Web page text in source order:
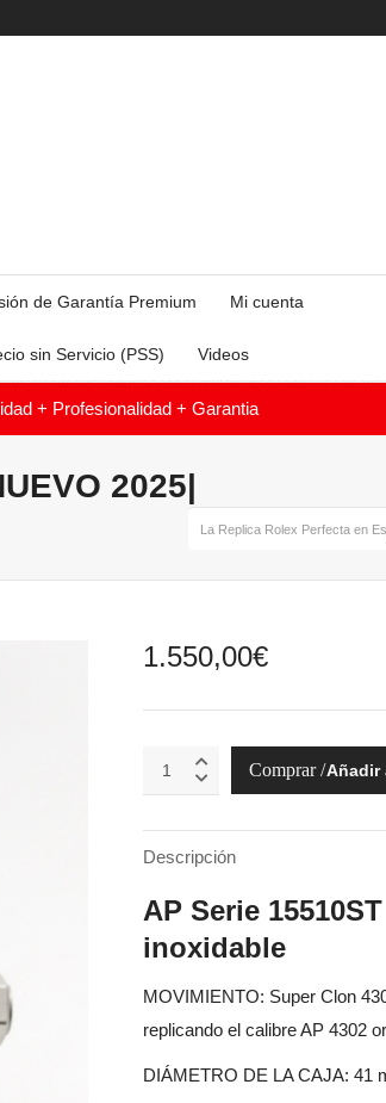
de Garantía Premium Mi cuenta
sin Servicio (PSS) Videos
+ Profesionalidad + Garantia
2025|
La Replica Rolex Perfecta en
1.550,00€
Oak
|NUEVO
2025|
Añadir
Descripción
AP Serie
inoxidable
MOVIMIENTO: Super Clon
replicando el calibre AP 4302
DIÁMETRO DE LA CAJA: 41